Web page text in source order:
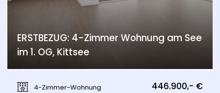
ERSTBEZUG: 4-Zimmer Wohnung am See
im 1. OG, Kittsee
4-Zimmer-Wohnung
446.900,- €